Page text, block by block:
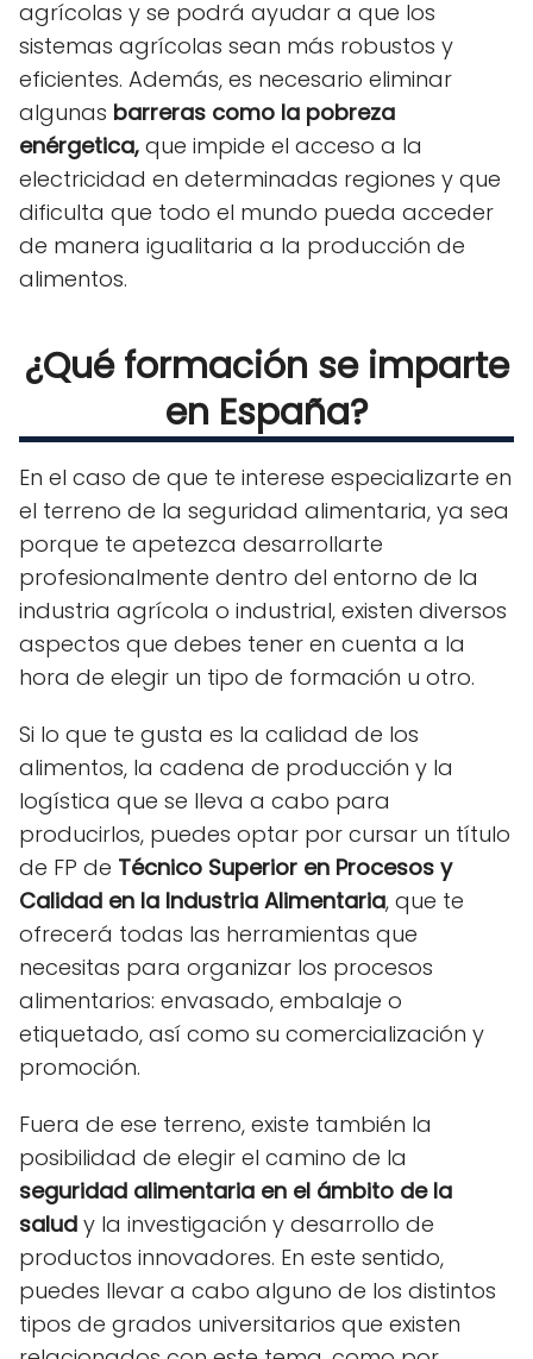
agrícolas y se podrá ayudar a que los
sistemas agrícolas sean más robustos y
eficientes. Además, es necesario eliminar
algunas barreras como la pobreza
enérgetica, que impide el acceso a la
electricidad en determinadas regiones y que
dificulta que todo el mundo pueda acceder
de manera igualitaria a la producción de
alimentos.
¿Qué formación se imparte
en España?
En el caso de que te interese especializarte en
el terreno de la seguridad alimentaria, ya sea
porque te apetezca desarrollarte
profesionalmente dentro del entorno de la
industria agrícola o industrial, existen diversos
aspectos que debes tener en cuenta a la
hora de elegir un tipo de formación u otro.
Si lo que te gusta es la calidad de los
alimentos, la cadena de producción y la
logística que se lleva a cabo para
producirlos, puedes optar por cursar un título
de FP de Técnico Superior en Procesos y
Calidad en la Industria Alimentaria, que te
ofrecerá todas las herramientas que
necesitas para organizar los procesos
alimentarios: envasado, embalaje o
etiquetado, así como su comercialización y
promoción.
Fuera de ese terreno, existe también la
posibilidad de elegir el camino de la
seguridad alimentaria en el ámbito de la
salud y la investigación y desarrollo de
productos innovadores. En este sentido,
puedes llevar a cabo alguno de los distintos
tipos de grados universitarios que existen